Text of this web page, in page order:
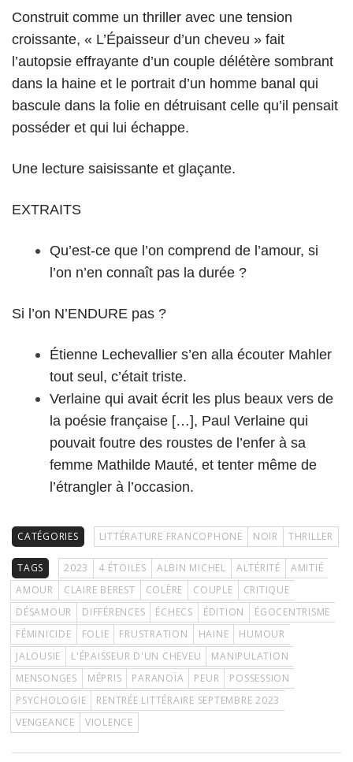
Construit comme un thriller avec une tension
croissante, « L’Épaisseur d’un cheveu » fait
l’autopsie effrayante d’un couple délétère sombrant
dans la haine et le portrait d’un homme banal qui
bascule dans la folie en détruisant celle qu’il pensait
posséder et qui lui échappe.
Une lecture saisissante et glaçante.
EXTRAITS
Qu’est-ce que l’on comprend de l’amour, si
l’on n’en connaît pas la durée ?
Si l’on N’ENDURE pas ?
Étienne Lechevallier s’en alla écouter Mahler
tout seul, c’était triste.
Verlaine qui avait écrit les plus beaux vers de
la poésie française […], Paul Verlaine qui
pouvait foutre des roustes de l’enfer à sa
femme Mathilde Mauté, et tenter même de
l’étrangler à l’occasion.
CATÉGORIES LITTÉRATURE FRANCOPHONE NOIR THRILLER
TAGS 2023 4 ÉTOILES ALBIN MICHEL ALTÉRITÉ
AMITIÉ
AMOUR
CLAIRE BEREST COLÈRE COUPLE
CRITIQUE
DÉSAMOUR
DIFFÉRENCES ÉCHECS ÉDITION
ÉGOCENTRISME
FÉMINICIDE
FOLIE FRUSTRATION HAINE
HUMOUR
JALOUSIE
L'ÉPAISSEUR D'UN CHEVEU
MANIPULATION
MENSONGES
MÉPRIS PARANOÏA PEUR
POSSESSION
PSYCHOLOGIE
RENTRÉE LITTÉRAIRE SEPTEMBRE 2023
VENGEANCE
VIOLENCE